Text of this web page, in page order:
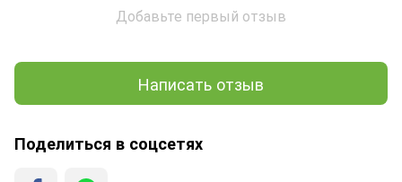
Добавьте первый отзыв
Написать отзыв
Поделиться в соцсетях